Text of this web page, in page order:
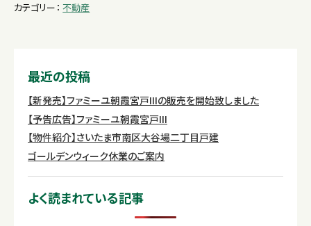
カテゴリー： 不動産
最近の投稿
【新発売】ファミーユ朝霞宮戸IIIの販売を開始致しました
【予告広告】ファミーユ朝霞宮戸III
【物件紹介】さいたま市南区大谷場二丁目戸建
ゴールデンウィーク休業のご案内
よく読まれている記事